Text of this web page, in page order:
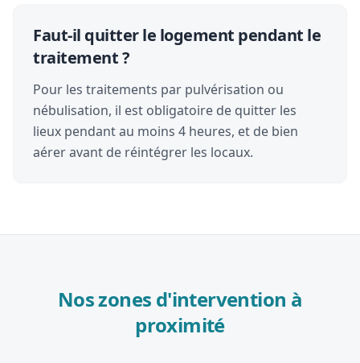
Faut-il quitter le logement pendant le
traitement ?
Pour les traitements par pulvérisation ou
nébulisation, il est obligatoire de quitter les
lieux pendant au moins 4 heures, et de bien
aérer avant de réintégrer les locaux.
Nos zones d'intervention à
proximité